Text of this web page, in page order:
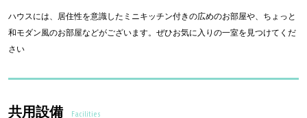
ハウスには、居住性を意識したミニキッチン付きの広めのお部屋や、ちょっと
和モダン風のお部屋などがございます。ぜひお気に入りの一室を見つけてくだ
さい
共用設備 Facilities